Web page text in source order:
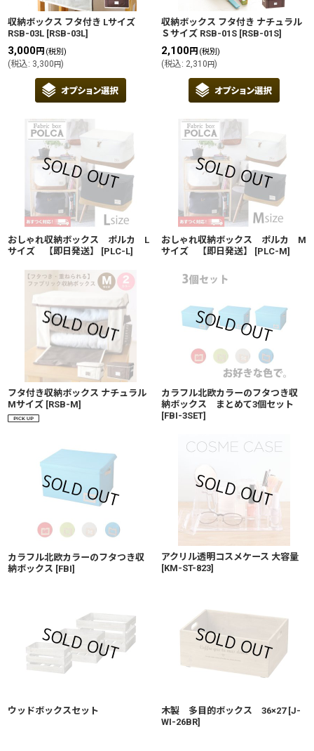
収納ボックス フタ付き Lサイズ
RSB-03L [RSB-03L]
3,000円 (税別)
(税込: 3,300円)
収納ボックス フタ付き ナチュラル
Ｓサイズ RSB-01S [RSB-01S]
2,100円 (税別)
(税込: 2,310円)
おしゃれ収納ボックス ポルカ L
サイズ 【即日発送】
[PLC-L]
おしゃれ収納ボックス ポルカ M
サイズ 【即日発送】
[PLC-M]
フタ付き収納ボックス ナチュラル
Mサイズ [RSB-M]
カラフル北欧カラーのフタつき収
納ボックス まとめて3個セット
[FBI-3SET]
カラフル北欧カラーのフタつき収
納ボックス [FBI]
アクリル透明コスメケース 大容量
[KM-ST-823]
ウッドボックスセット 木製 多目的ボックス 36×27 [J-
WI-26BR]